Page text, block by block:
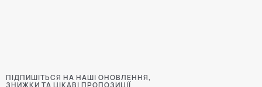
ПІДПИШІТЬСЯ НА НАШІ ОНОВЛЕННЯ,